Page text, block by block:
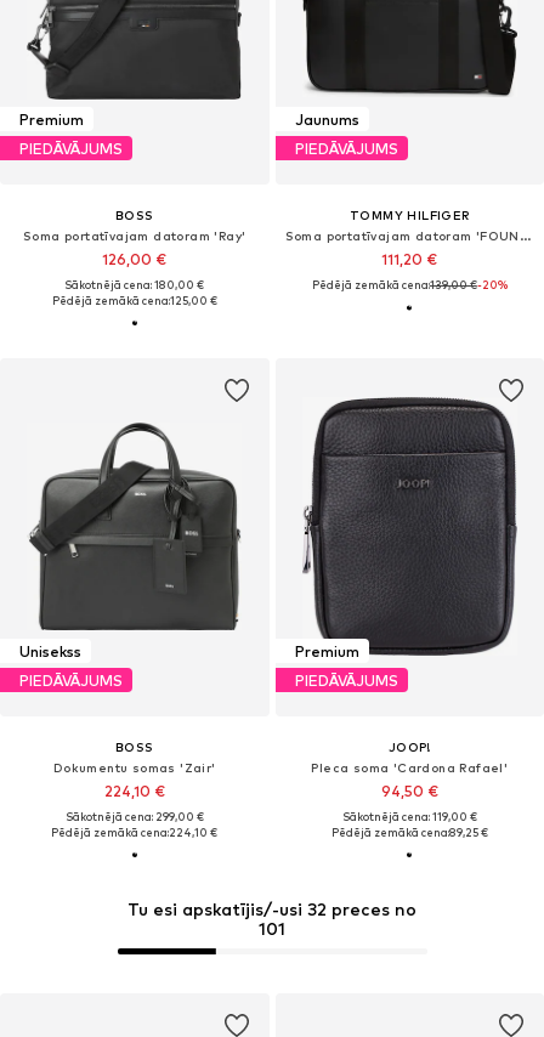
Premium
PIEDĀVĀJUMS
BOSS
Soma portatīvajam datoram 'Ray'
126,00 €
Sākotnējā cena: 180,00 €
Pēdējā zemākā cena:125,00 €
Jaunums
PIEDĀVĀJUMS
TOMMY HILFIGER
Soma portatīvajam datoram 'FOUNDATION'
111,20 €
Pēdējā zemākā cena:139,00 €-20%
Unisekss
PIEDĀVĀJUMS
BOSS
Dokumentu somas 'Zair'
224,10 €
Sākotnējā cena: 299,00 €
Pēdējā zemākā cena:224,10 €
Premium
PIEDĀVĀJUMS
JOOP!
Pleca soma 'Cardona Rafael'
94,50 €
Sākotnējā cena: 119,00 €
Pēdējā zemākā cena:89,25 €
Tu esi apskatījis/-usi 32 preces no
101